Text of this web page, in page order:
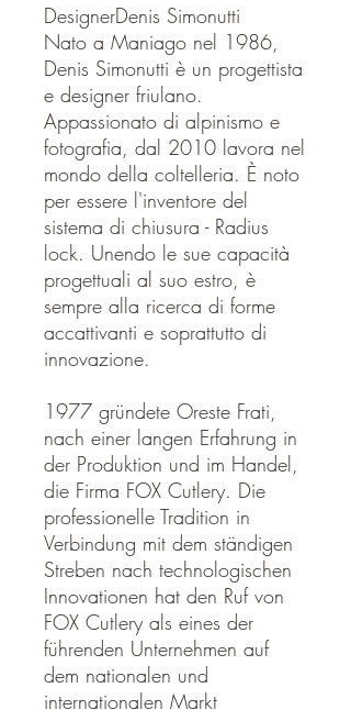
DesignerDenis Simonutti
Nato a Maniago nel 1986,
Denis Simonutti è un progettista
e designer friulano.
Appassionato di alpinismo e
fotografia, dal 2010 lavora nel
mondo della coltelleria. È noto
per essere l'inventore del
sistema di chiusura - Radius
lock. Unendo le sue capacità
progettuali al suo estro, è
sempre alla ricerca di forme
accattivanti e soprattutto di
innovazione.
1977 gründete Oreste Frati,
nach einer langen Erfahrung in
der Produktion und im Handel,
die Firma FOX Cutlery. Die
professionelle Tradition in
Verbindung mit dem ständigen
Streben nach technologischen
Innovationen hat den Ruf von
FOX Cutlery als eines der
führenden Unternehmen auf
dem nationalen und
internationalen Markt